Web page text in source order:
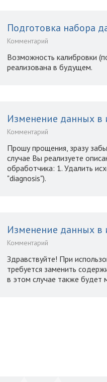
Подготовка набора
Комментарий
Возможность калибровки
реализована в будущем.
Изменение данных в
Комментарий
Прошу прощения, зразу
случае Вы реализуете
обработчика: 1. Удалить
"diagnosis").
Изменение данных в
Комментарий
Здравствуйте! При
требуется заменить
в этом случае также будет